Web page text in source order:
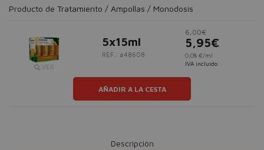
Producto de Tratamiento / Ampollas / Monodosis
VER
5x15ml
REF.: #48608
6,00€
5,95€
0,08 €/ml
IVA incluido
AÑADIR A LA CESTA
Descripción